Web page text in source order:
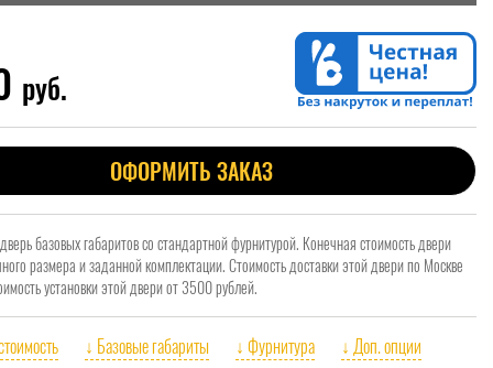
руб.
ОФОРМИТЬ ЗАКАЗ
базовых габаритов со стандартной фурнитурой. Конечная стоимость двери
размера и заданной комплектации. Стоимость доставки этой двери по Москве
установки этой двери от 3500 рублей.
↓ Базовые габариты ↓ Фурнитура
↓ Доп. опции